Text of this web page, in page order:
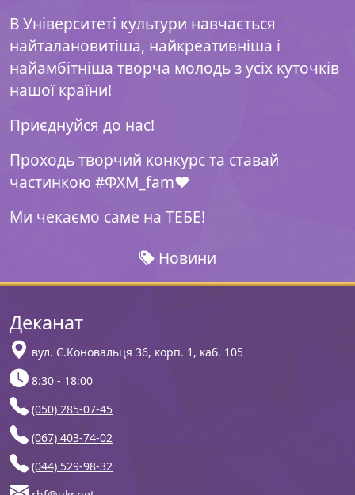
В Університеті культури навчається
найталановитіша, найкреативніша і
найамбітніша творча молодь з усіх куточків
нашої країни!
Приєднуйся до нас!
Проходь творчий конкурс та ставай
частинкою #ФХМ_fam❤️
Ми чекаємо саме на ТЕБЕ!
Новини
Деканат
вул. Є.Коновальця 36, корп. 1, каб. 105
8:30 - 18:00
(050) 285-07-45
(067) 403-74-02
(044) 529-98-32